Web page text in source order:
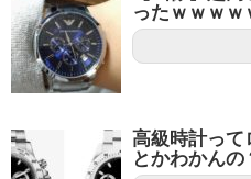
ったｗｗｗｗ
高級時計って
とかわかんの